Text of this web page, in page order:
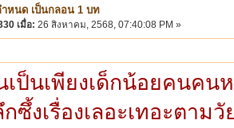
ำหนด เป็นกลอน 1 บท
เมื่อ: 26 สิงหาคม, 2568, 07:40:08 PM »
เป็นเพียงเด็กน้อยคนคน
ซึ้งเรื่องเลอะเทอะตามวั